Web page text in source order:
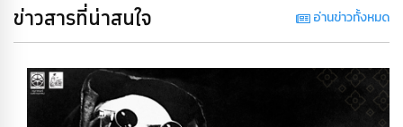
ข่าวสารที่น่าสนใจ อ่านข่าวทั้งหมด